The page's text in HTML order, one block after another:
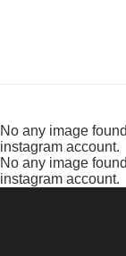
No any image
instagram account.
No any image
instagram account.